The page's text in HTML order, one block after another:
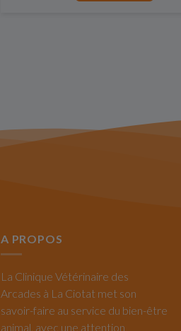
A PROPOS
La Clinique Vétérinaire des
Arcades à La Ciotat met son
savoir-faire au service du bien-être
animal, avec une attention